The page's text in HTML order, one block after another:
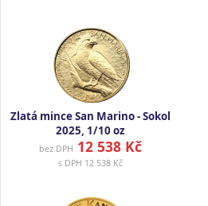
Zlatá mince San Marino - Sokol
2025, 1/10 oz
bez DPH 12 538 Kč
s DPH 12 538 Kč